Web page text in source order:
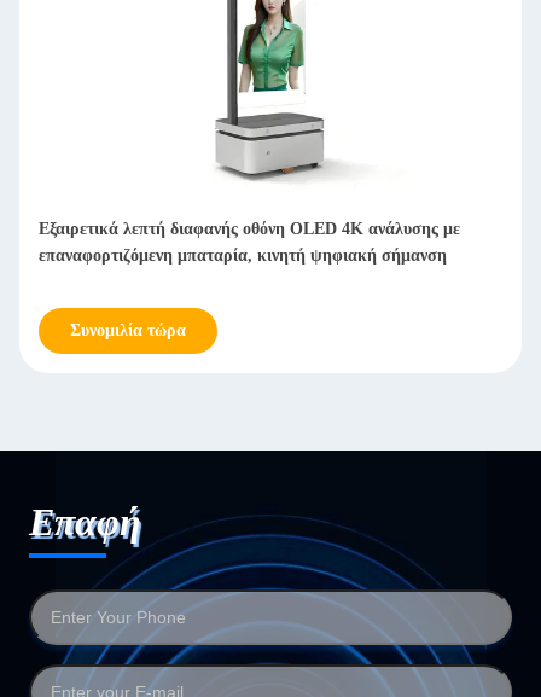
Εξαιρετικά λεπτή διαφανής οθόνη OLED 4K ανάλυσης με
επαναφορτιζόμενη μπαταρία, κινητή ψηφιακή σήμανση
Συνομιλία τώρα
Επαφή